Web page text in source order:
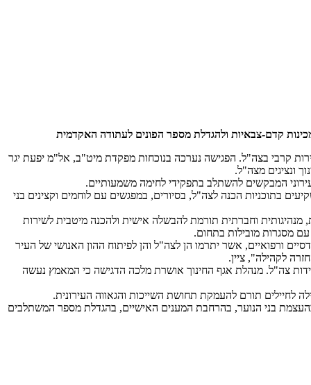
קדם-צבאיות ולהגדלת מספר הפונים לעתודה האקדמית
קרבי בצה"ל. הפגישה נערכה בנוכחות מפקדת מיט"ב, אל"מ יפעת יגר
ונציגים מצה"ל.
המבקשים להשתלב בתפקידי לחימה משמעותיים.
בתוכניות הכנה לצה"ל, בסיורים, במפגשים עם לוחמים וקצינים בני
מנהיגותית וחברתית תורמת להבשלה אישית ולהכנה מיטבית לשירות
מסגרות מובילות בתחום.
ורפואיים, אשר יתרמו הן לצה"ל והן לפיתוח ההון האנושי של העיר
לקהילה", ציין.
יחידות צה"ל. מנהלת אגף החינוך אושרת מלכה הדגישה כי המאמץ נעשה
לחיילים תורם להעמקת תחושת השייכות והגאווה העירונית.
בני הנוער, בהרחבת המענים האישיים, בהגדלת מספר המשתלבים